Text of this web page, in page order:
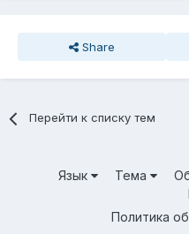
Share
Перейти к списку тем
Язык Тема
Политика